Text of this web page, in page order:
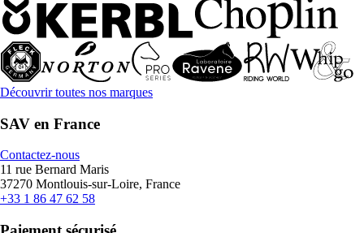
Découvrir toutes nos marques
SAV en France
Contactez-nous
11 rue Bernard Maris
37270 Montlouis-sur-Loire, France
+33 1 86 47 62 58